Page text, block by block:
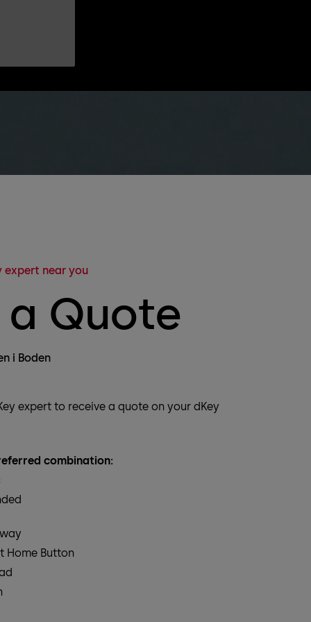
expert near you
Quote
i Boden
expert to receive a quote on your dKey
combination:
Home Button